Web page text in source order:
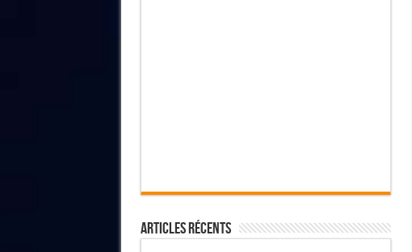
Articles Récents